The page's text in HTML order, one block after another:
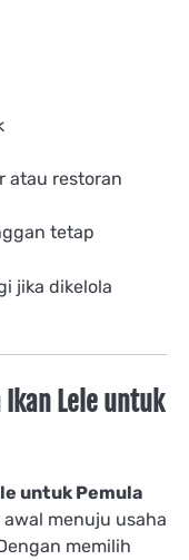
atau restoran
tetap
jika dikelola
Ikan Lele untuk
untuk Pemula
menuju usaha
memilih